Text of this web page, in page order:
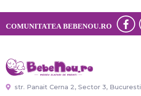
COMUNITATEA BEBENOU.RO
str. Panait Cerna 2, Sector 3, Bucuresti